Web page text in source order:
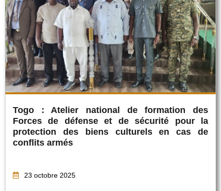
Togo : Atelier national de formation des
Forces de défense et de sécurité pour la
protection des biens culturels en cas de
conflits armés
23 octobre 2025